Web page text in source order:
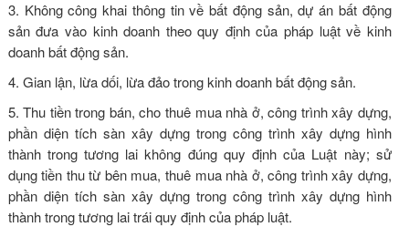
3. Không công khai thông tin về bất động sản, dự án bất động
sản đưa vào kinh doanh theo quy định của pháp luật về kinh
doanh bất động sản.
4. Gian lận, lừa dối, lừa đảo trong kinh doanh bất động sản.
5. Thu tiền trong bán, cho thuê mua nhà ở, công trình xây dựng,
phần diện tích sàn xây dựng trong công trình xây dựng hình
thành trong tương lai không đúng quy định của Luật này; sử
dụng tiền thu từ bên mua, thuê mua nhà ở, công trình xây dựng,
phần diện tích sàn xây dựng trong công trình xây dựng hình
thành trong tương lai trái quy định của pháp luật.